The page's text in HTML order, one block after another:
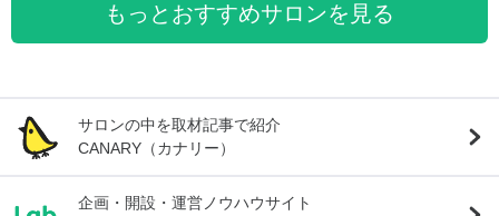
もっとおすすめサロンを見る
サロンの中を取材記事で紹介
CANARY（カナリー）
企画・開設・運営ノウハウサイト